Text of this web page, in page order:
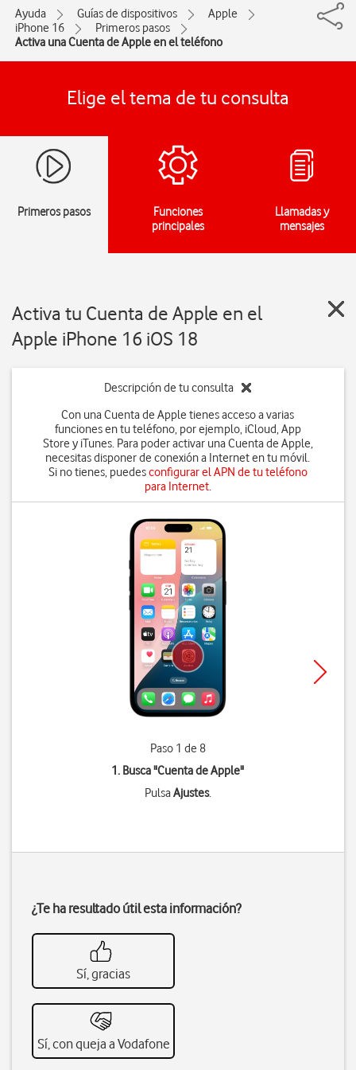
Ayuda Guías de dispositivos
Apple
iPhone 16
Primeros pasos
Activa una Cuenta de Apple en el teléfono
Elige el tema de tu consulta
Primeros pasos
Funciones
principales
Llamadas y
mensajes
Activa tu Cuenta de Apple en el
Apple iPhone 16 iOS 18
Descripción de tu consulta
Con una Cuenta de Apple tienes acceso a varias
funciones en tu teléfono, por ejemplo, iCloud, App
Store y iTunes. Para poder activar una Cuenta de Apple,
necesitas disponer de conexión a Internet en tu móvil.
Si no tienes, puedesconfigurar el APN de tu teléfono
para Internet.
Paso 1 de 8
1. Busca "Cuenta de Apple"
PulsaAjustes.
¿Te ha resultado útil esta información?
Sí, gracias
Sí, con queja a Vodafone